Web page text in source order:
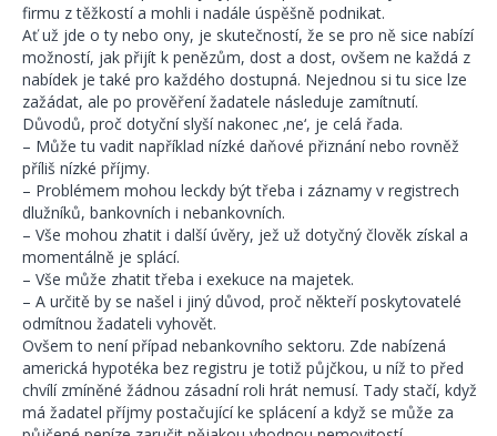
firmu z těžkostí a mohli i nadále úspěšně podnikat.
Ať už jde o ty nebo ony, je skutečností, že se pro ně sice nabízí
možností, jak přijít k penězům, dost a dost, ovšem ne každá z
nabídek je také pro každého dostupná. Nejednou si tu sice lze
zažádat, ale po prověření žadatele následuje zamítnutí.
Důvodů, proč dotyční slyší nakonec ‚ne‘, je celá řada.
– Může tu vadit například nízké daňové přiznání nebo rovněž
příliš nízké příjmy.
– Problémem mohou leckdy být třeba i záznamy v registrech
dlužníků, bankovních i nebankovních.
– Vše mohou zhatit i další úvěry, jež už dotyčný člověk získal a
momentálně je splácí.
– Vše může zhatit třeba i exekuce na majetek.
– A určitě by se našel i jiný důvod, proč někteří poskytovatelé
odmítnou žadateli vyhovět.
Ovšem to není případ nebankovního sektoru. Zde nabízená
americká hypotéka bez registru je totiž půjčkou, u níž to před
chvílí zmíněné žádnou zásadní roli hrát nemusí. Tady stačí, když
má žadatel příjmy postačující ke splácení a když se může za